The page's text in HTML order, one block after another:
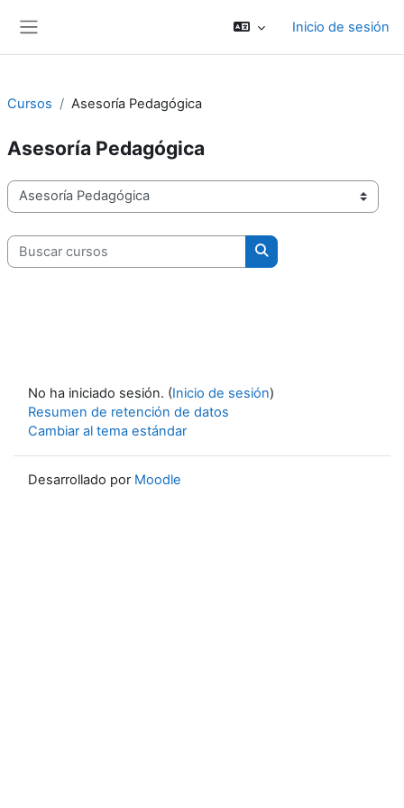
Inicio de sesión
Cursos Asesoría Pedagógica
Asesoría Pedagógica
Categorías del curso
Buscar cursos
Buscar cursos
No ha iniciado sesión. (Inicio de sesión)
Resumen de retención de datos
Cambiar al tema estándar
Desarrollado por Moodle